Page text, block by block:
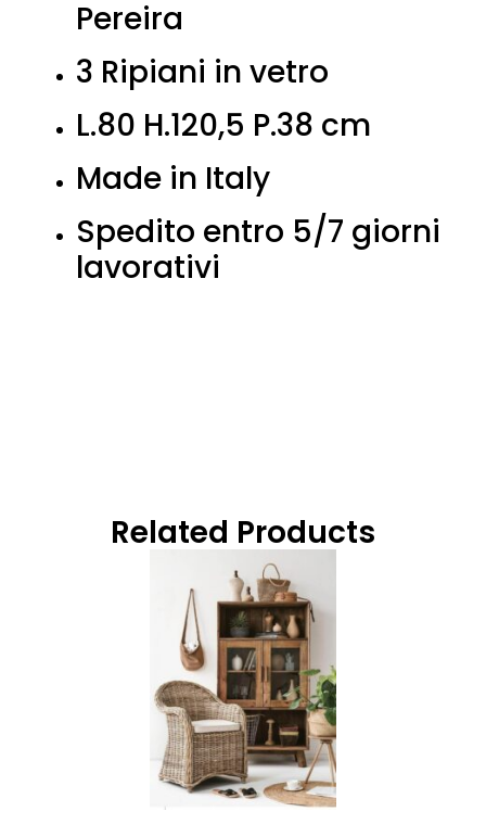
Pereira
3 Ripiani in vetro
L.80 H.120,5 P.38 cm
Made in Italy
Spedito entro 5/7 giorni
lavorativi
Related Products